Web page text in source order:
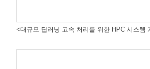
<대규모 딥러닝 고속 처리를 위한 HPC 시스템